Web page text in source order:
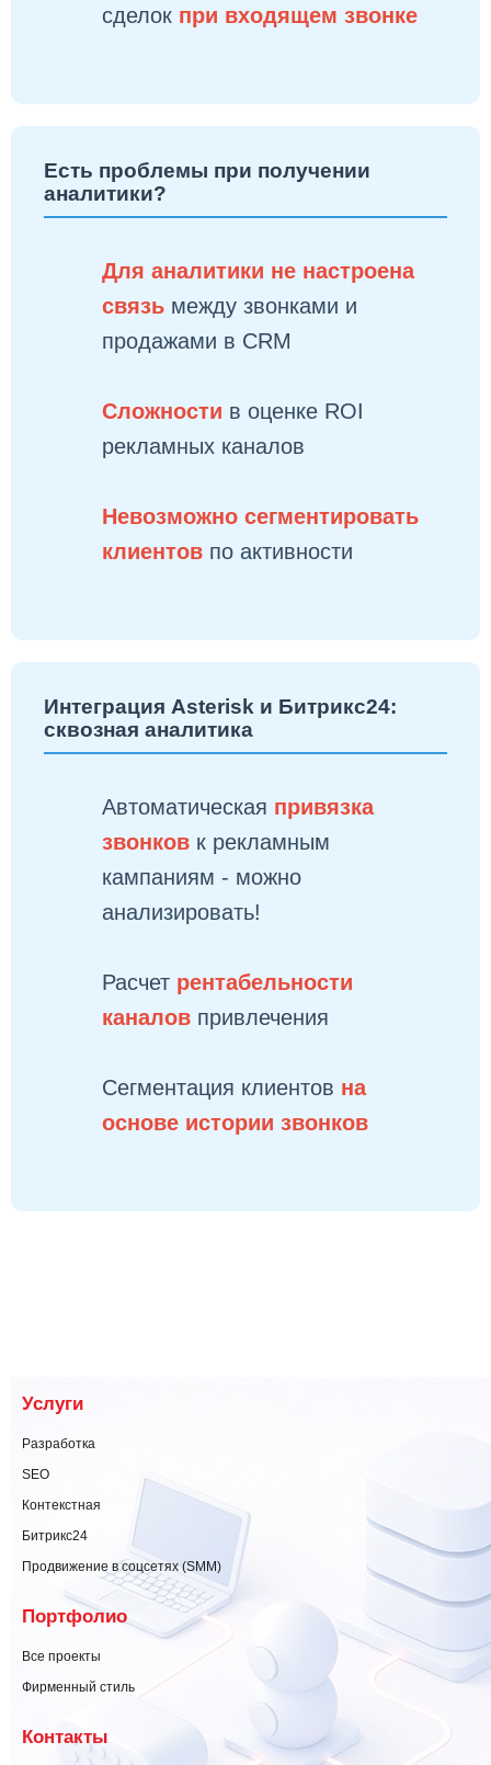
сделок при входящем звонке
Есть проблемы при получении
аналитики?
Для аналитики не настроена
связь между звонками и
продажами в CRM
Сложности в оценке ROI
рекламных каналов
Невозможно сегментировать
клиентов по активности
Интеграция Asterisk и Битрикс24:
сквозная аналитика
Автоматическая привязка
звонков к рекламным
кампаниям - можно
анализировать!
Расчет рентабельности
каналов привлечения
Сегментация клиентов на
основе истории звонков
Услуги
Разработка
SEO
Контекстная
Битрикс24
Продвижение в соцсетях (SMM)
Портфолио
Все проекты
Фирменный стиль
Контакты